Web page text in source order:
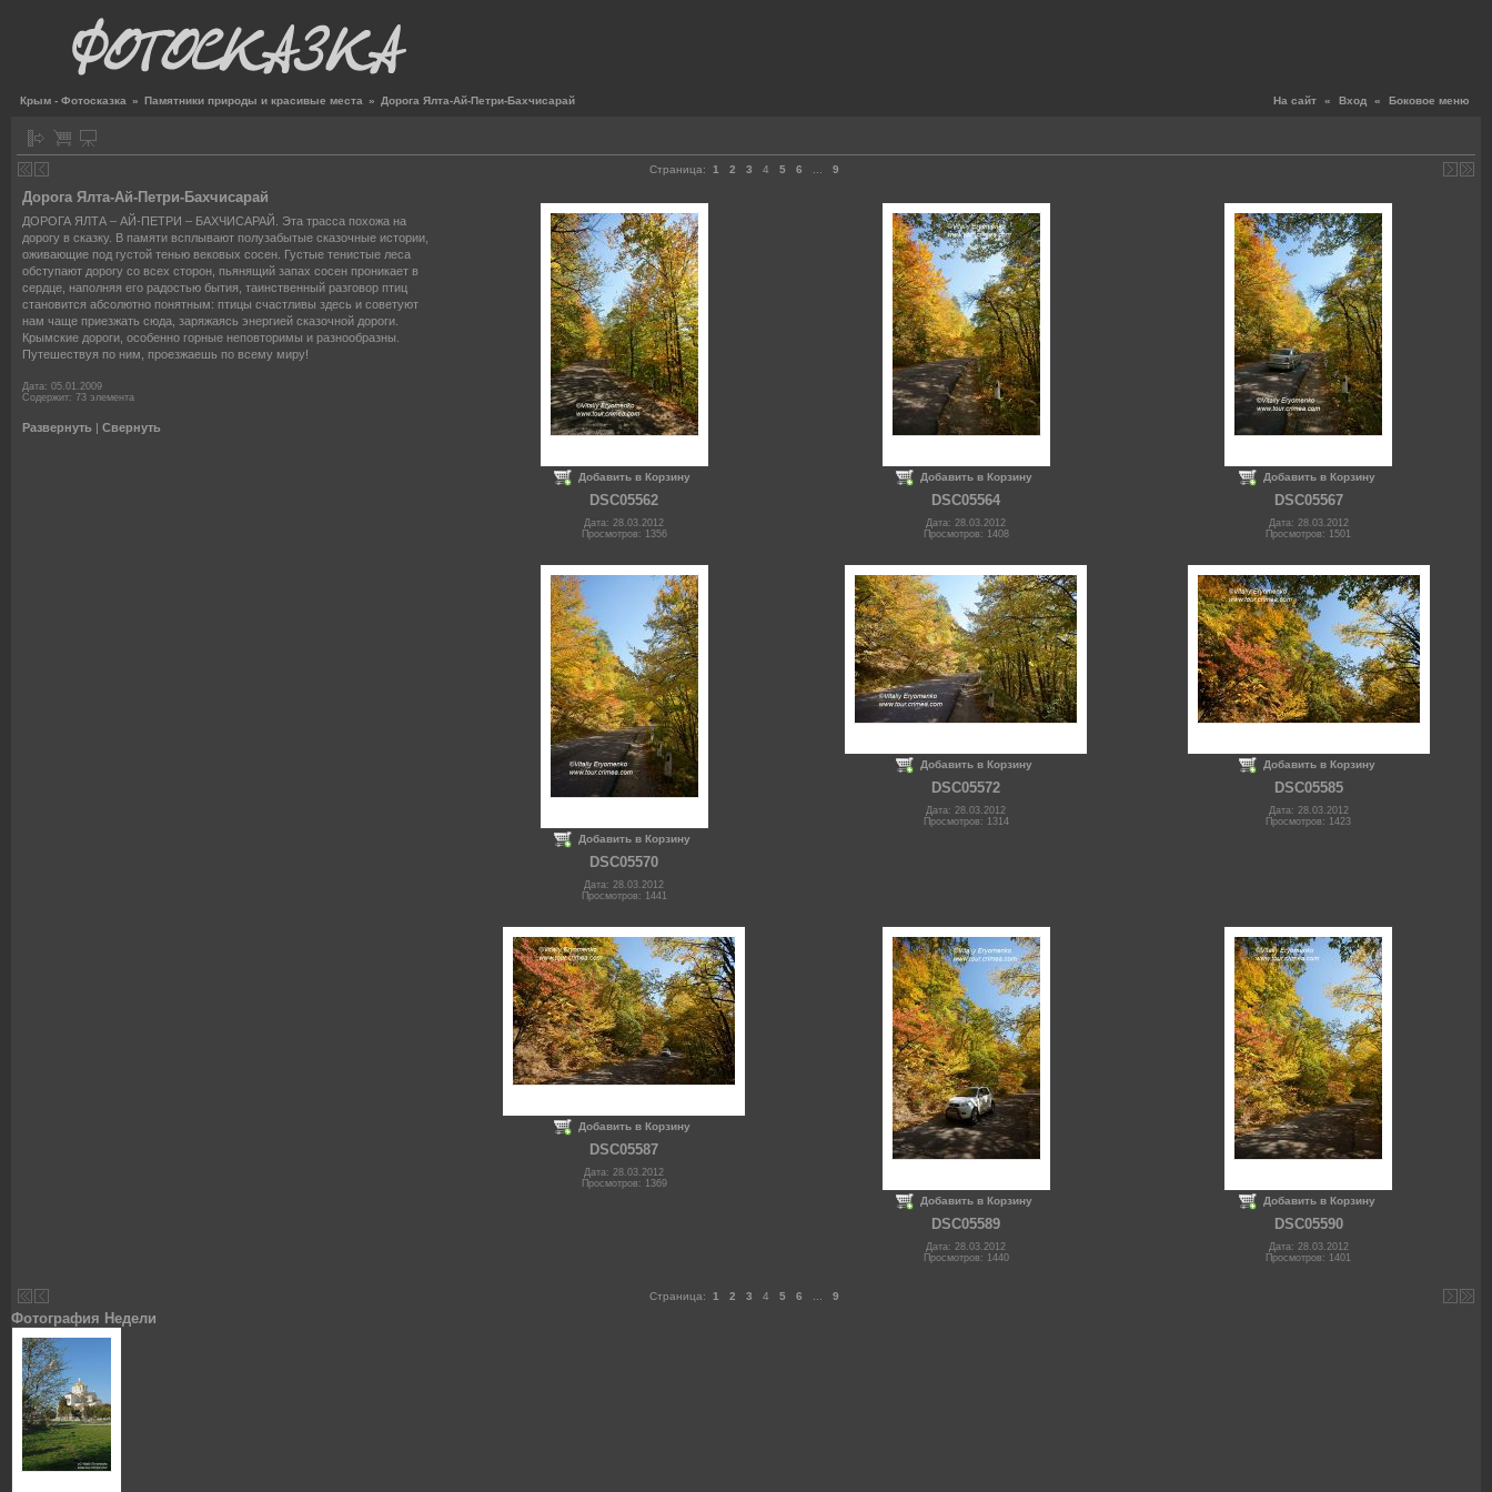
На сайт « Вход « Боковое меню
Крым - Фотосказка » Памятники природы и красивые места » Дорога Ялта-Ай-Петри-Бахчисарай
Страница: 1 2 3 4 5 6 9
Дорога Ялта-Ай-Петри-Бахчисарай
ДОРОГА ЯЛТА – АЙ-ПЕТРИ – БАХЧИСАРАЙ. Эта трасса похожа на
дорогу в сказку. В памяти всплывают полузабытые сказочные истории,
оживающие под густой тенью вековых сосен. Густые тенистые леса
обступают дорогу со всех сторон, пьянящий запах сосен проникает в
сердце, наполняя его радостью бытия, таинственный разговор птиц
становится абсолютно понятным: птицы счастливы здесь и советуют
нам чаще приезжать сюда, заряжаясь энергией сказочной дороги.
Крымские дороги, особенно горные неповторимы и разнообразны.
Путешествуя по ним, проезжаешь по всему миру!
Дата: 05.01.2009
Содержит: 73 элемента
Развернуть Свернуть
Добавить в Корзину
DSC05562
Дата: 28.03.2012
Просмотров: 1356
Добавить в Корзину
DSC05564
Дата: 28.03.2012
Просмотров: 1408
Добавить в Корзину
DSC05567
Дата: 28.03.2012
Просмотров: 1501
Добавить в Корзину
DSC05570
Дата: 28.03.2012
Просмотров: 1441
Добавить в Корзину
DSC05572
Дата: 28.03.2012
Просмотров: 1314
Добавить в Корзину
DSC05585
Дата: 28.03.2012
Просмотров: 1423
Добавить в Корзину
DSC05587
Дата: 28.03.2012
Просмотров: 1369
Добавить в Корзину
DSC05589
Дата: 28.03.2012
Просмотров: 1440
Добавить в Корзину
DSC05590
Дата: 28.03.2012
Просмотров: 1401
Страница: 1 2 3 4 5 6 9
Фотография Недели